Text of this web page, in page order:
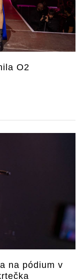
O2
na pódium v